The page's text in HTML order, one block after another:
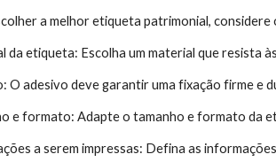
a melhor etiqueta patrimonial,
da etiqueta: Escolha um material que resista
O adesivo deve garantir uma fixação firme e
e formato: Adapte o tamanho e formato da
a serem impressas: Defina as